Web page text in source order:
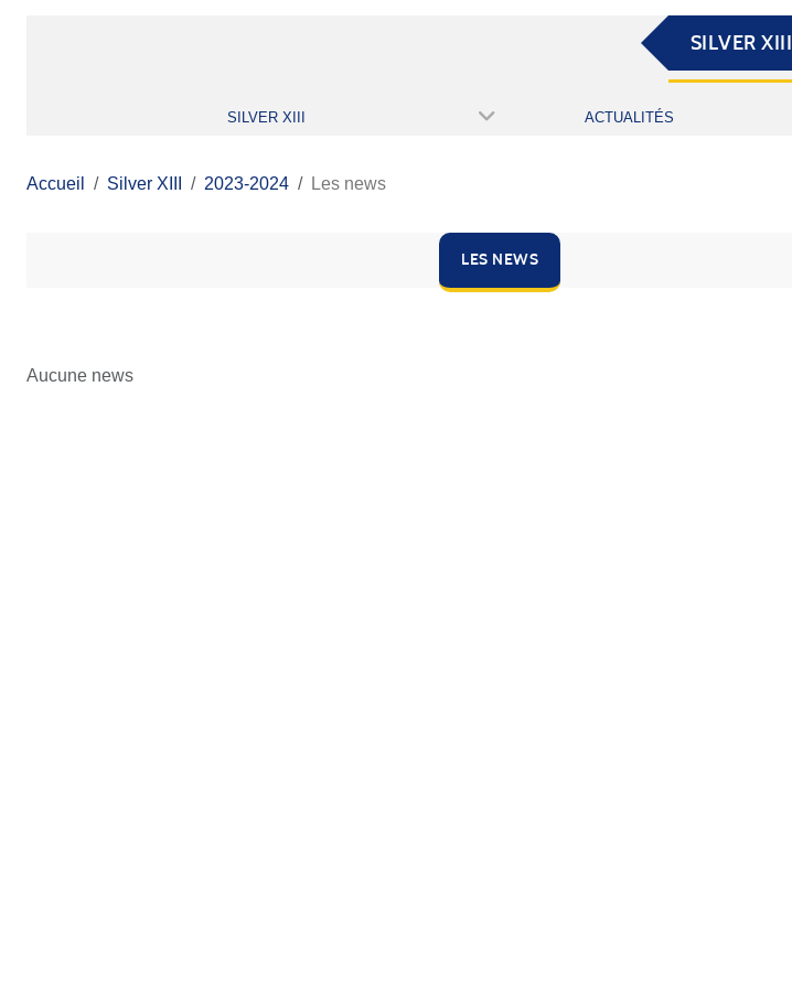
SILVER XIII
SILVER XIII ACTUALITÉS
Accueil Silver XIII 2023-2024 Les news
LES NEWS
Aucune news